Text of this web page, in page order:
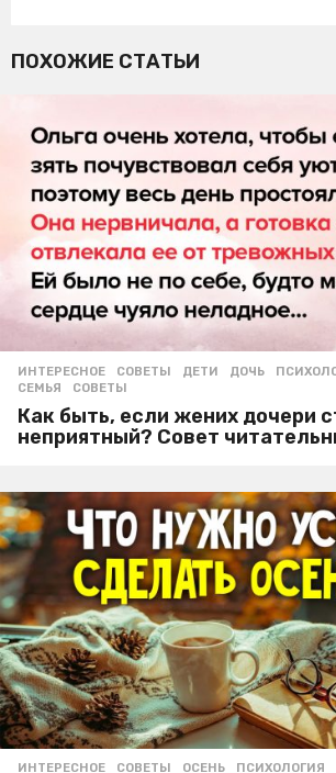
ПОХОЖИЕ СТАТЬИ
ИНТЕРЕСНОЕ ,СОВЕТЫ ДЕТИ ,ДОЧЬ ,
СЕМЬЯ
,СОВЕТЫ
Как быть, если жених дочери
неприятный? Совет
ИНТЕРЕСНОЕ ,СОВЕТЫ ОСЕНЬ ,ПСИХОЛОГИЯ